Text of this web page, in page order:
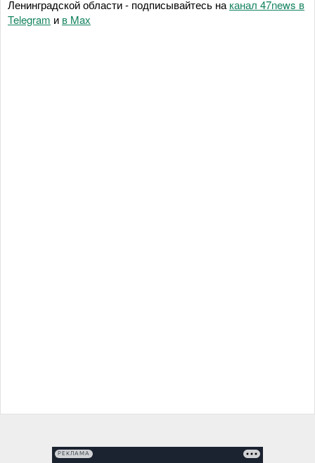
Ленинградской области - подписывайтесь на канал 47news в
Telegram и в Maх
РЕКЛАМА